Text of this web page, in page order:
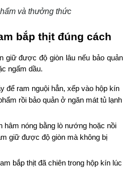
và thưởng thức
bắp thịt đúng cách
giữ được độ giòn lâu nếu bảo quản
ngấm dầu.
để ram nguội hẳn, xếp vào hộp kín
rồi bảo quản ở ngăn mát tủ lạnh
hâm nóng bằng lò nướng hoặc nồi
giữ được độ giòn mà không bị
bắp thịt đã chiên trong hộp kín lúc